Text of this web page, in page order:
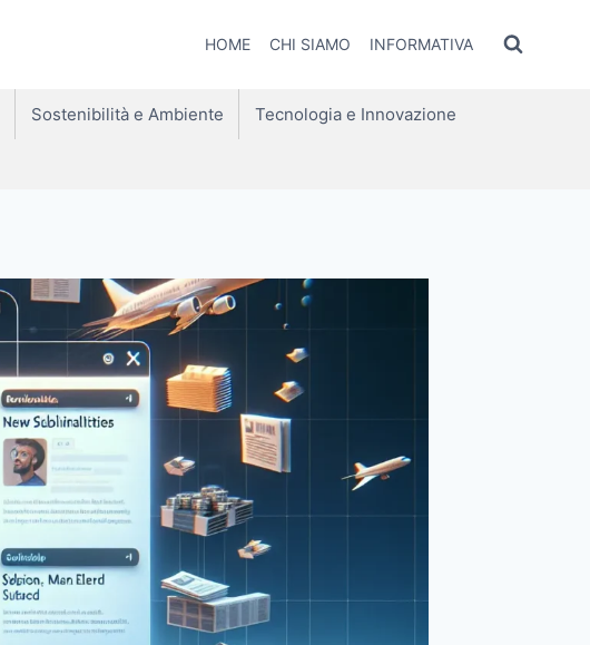
HOME CHI SIAMO INFORMATIVA
Sostenibilità e Ambiente Tecnologia e Innovazione